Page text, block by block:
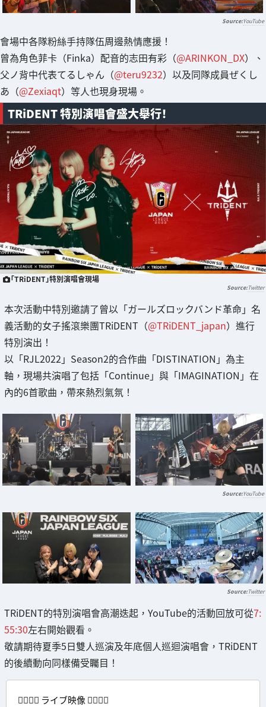
YouTube
會場中各隊粉絲手持隊伍周邊熱情應援！
曾為角色菲卡（Finka）配音的志田有彩（@ARINKON_DX）、
父ノ背中代表てるしゃん（@teru9232）以及同隊成員ぜくし
あ（@Zexiaqt）等人也現身現場。
TRiDENT 特別演唱會盛大舉行！
「TRiDENT」特別演唱會現場
Twitter
本次活動中特別邀請了曾以「ガールズロックバンド革命」名
義活動的女子搖滾樂團TRiDENT（@TRiDENT_japan）進行
特別演出！
以「RJL2022」Season2的合作曲「DISTINATION」為主
軸，現場共演唱了包括「Continue」與「IMAGINATION」在
內的6首歌曲，帶來熱烈氣氛！
YouTube
Twitter
TRiDENT的特別演唱會高潮迭起，YouTube的活動回放可從7:
55:30左右開始觀看。
敬請期待夏季5日雙人巡演及年底個人巡迴演唱會，TRiDENT
的後續動向同樣備受矚目！
❤️‍🔥❤️‍🔥 ライブ映像 ❤️‍🔥❤️‍🔥